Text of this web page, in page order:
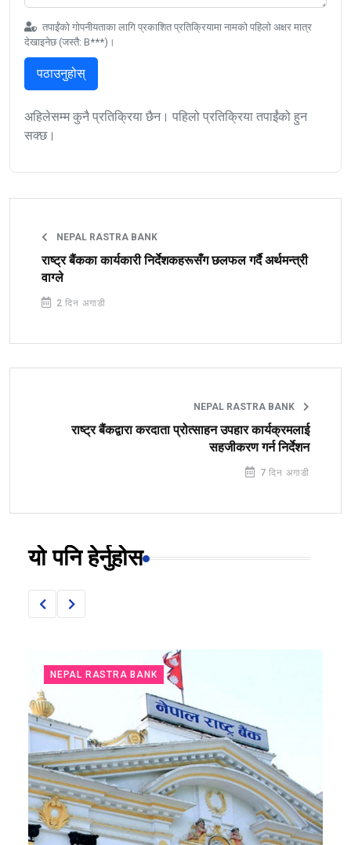
तपाईंको गोपनीयताका लागि प्रकाशित प्रतिक्रियामा नामको पहिलो अक्षर मात्र
देखाइनेछ (जस्तै: B***)।
पठाउनुहोस्
अहिलेसम्म कुनै प्रतिक्रिया छैन। पहिलो प्रतिक्रिया तपाईंको हुन
सक्छ।
NEPAL RASTRA BANK
राष्ट्र बैंकका कार्यकारी निर्देशकहरूसँग छलफल गर्दै अर्थमन्त्री
वाग्ले
2 दिन अगाडी
NEPAL RASTRA BANK
राष्ट्र बैंकद्वारा करदाता प्रोत्साहन उपहार कार्यक्रमलाई
सहजीकरण गर्न निर्देशन
7 दिन अगाडी
यो पनि हेर्नुहोस
NEPAL RASTRA BANK